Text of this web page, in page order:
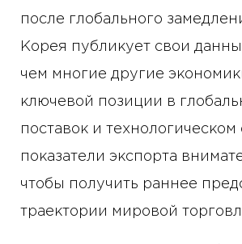
после глобального
Корея публикует свои
чем многие другие
ключевой позиции в
поставок и технологическом
показатели экспорта
чтобы получить раннее
траектории мировой